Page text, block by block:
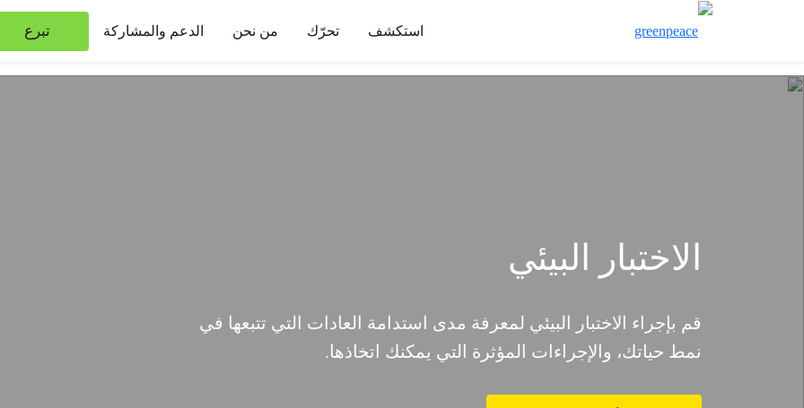
استكشف تحرّك من نحن الدعم والمشاركة تبرع
الاختبار البيئي
قم بإجراء الاختبار البيئي لمعرفة مدى استدامة العادات التي تتبعها في
نمط حياتك، والإجراءات المؤثرة التي يمكنك اتخاذها.